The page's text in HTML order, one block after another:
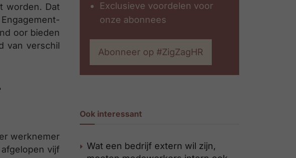
worden. Dat
oor bieden
van verschil
werknemer
vijf
Exclusieve voordelen voor
onze abonnees
Abonneer op #ZigZagHR
Ook interessant
Wat een bedrijf extern wil zijn,